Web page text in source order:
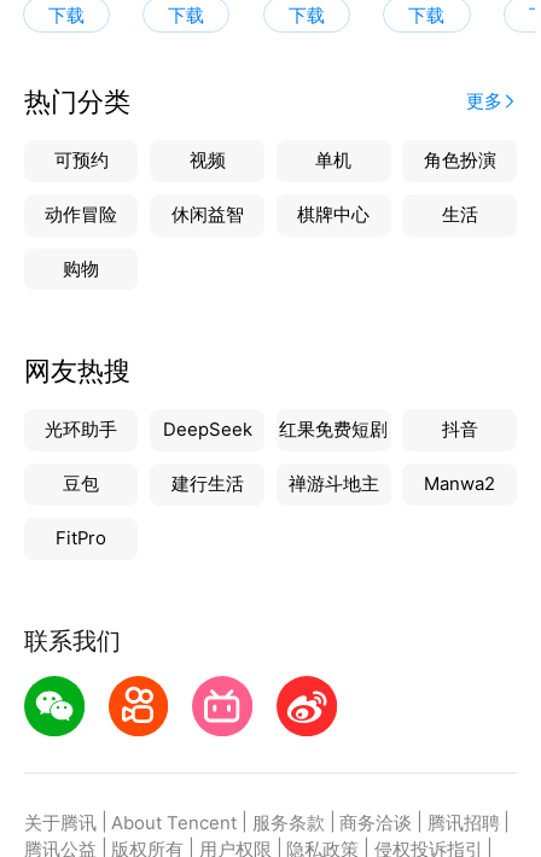
下载 下载 下载 下载
热门分类 更多
可预约 视频 单机 角色扮演
动作冒险 休闲益智 棋牌中心 生活
购物
网友热搜
光环助手 DeepSeek 红果免费短剧 抖音
豆包 建行生活 禅游斗地主 Manwa2
FitPro
联系我们
关于腾讯 About Tencent 服务条款 商务洽谈 腾讯招聘
腾讯公益
版权所有 用户权限 隐私政策 侵权投诉指引